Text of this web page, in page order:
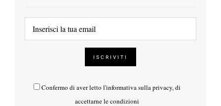
Confermo di aver letto l'informativa sulla privacy, di
accettarne le condizioni